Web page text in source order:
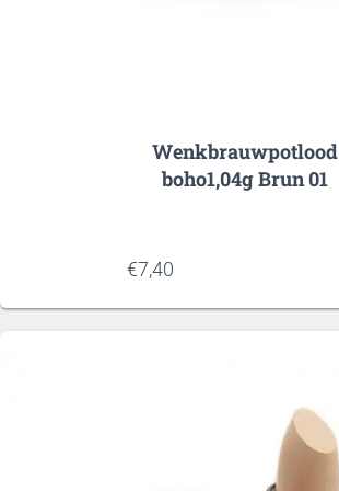
Wenkbrauwpotlood
boho1,04g Brun 01
€7,40